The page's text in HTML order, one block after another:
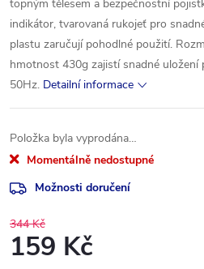
topným tělesem a bezpečnostní
indikátor, tvarovaná rukojeť pro
plastu zaručují pohodlné použití.
hmotnost 430g zajistí snadné uložení
50Hz. Detailní informace
Položka byla vyprodána…
Momentálně nedostupné
Možnosti doručení
344 Kč
159 Kč